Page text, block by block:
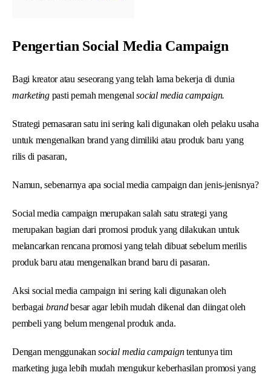
Pengertian Social Media Campaign
Bagi kreator atau seseorang yang telah lama bekerja di dunia
marketing pasti pernah mengenalsocial media campaign.
Strategi pemasaran satu ini sering kali digunakan oleh pelaku usaha
untuk mengenalkan brand yang dimiliki atau produk baru yang
rilis di pasaran,
Namun, sebenarnya apa social media campaign dan jenis-jenisnya?
Social media campaign merupakan salah satu strategi yang
merupakan bagian dari promosi produk yang dilakukan untuk
melancarkan rencana promosi yang telah dibuat sebelum merilis
produk baru atau mengenalkan brand baru di pasaran.
Aksi social media campaign ini sering kali digunakan oleh
berbagai brandbesar agar lebih mudah dikenal dan diingat oleh
pembeli yang belum mengenal produk anda.
Dengan menggunakansocial media campaigntentunya tim
marketing juga lebih mudah mengukur keberhasilan promosi yang